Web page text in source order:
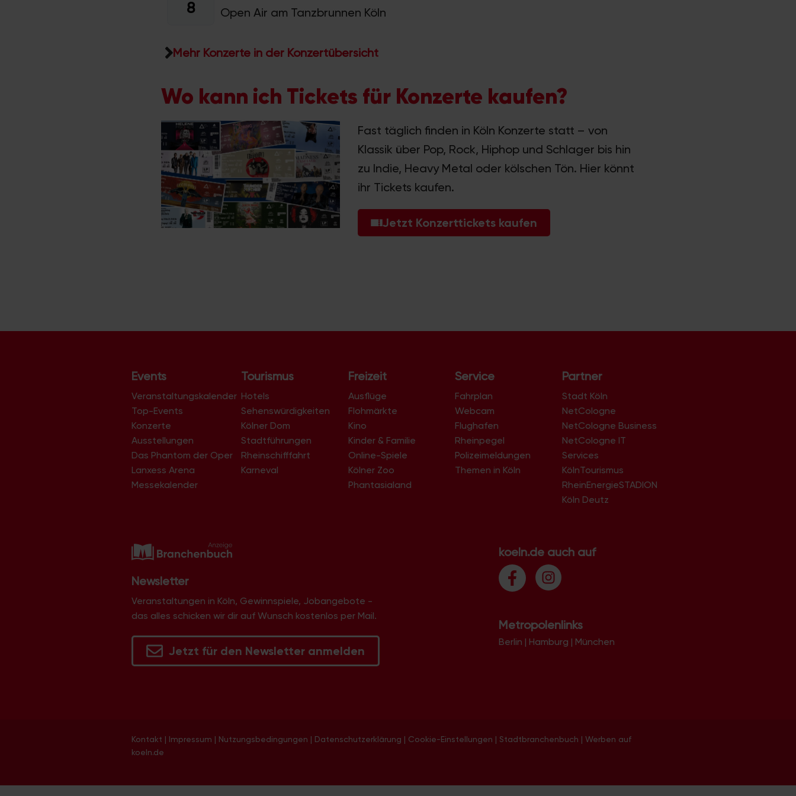
8
Open Air am Tanzbrunnen Köln
Mehr Konzerte in der Konzertübersicht
Wo kann ich Tickets für Konzerte kaufen?
Fast täglich finden in Köln Konzerte statt – von
Klassik über Pop, Rock, Hiphop und Schlager bis hin
zu Indie, Heavy Metal oder kölschen Tön. Hier könnt
ihr Tickets kaufen.
Jetzt Konzerttickets kaufen
Events
Veranstaltungskalender
Top-Events
Konzerte
Ausstellungen
Das Phantom der Oper
Lanxess Arena
Messekalender
Tourismus
Hotels
Sehenswürdigkeiten
Kölner Dom
Stadtführungen
Rheinschifffahrt
Karneval
Freizeit
Ausflüge
Flohmärkte
Kino
Kinder & Familie
Online-Spiele
Kölner Zoo
Phantasialand
Service
Fahrplan
Webcam
Flughafen
Rheinpegel
Polizeimeldungen
Themen in Köln
Partner
Stadt Köln
NetCologne
NetCologne Business
NetCologne IT
Services
KölnTourismus
RheinEnergieSTADION
Köln Deutz
Newsletter
Veranstaltungen in Köln, Gewinnspiele, Jobangebote -
das alles schicken wir dir auf Wunsch kostenlos per Mail.
Jetzt für den Newsletter anmelden
koeln.de auch auf
Metropolenlinks
Berlin | Hamburg | München
Kontakt | Impressum | Nutzungsbedingungen | Datenschutzerklärung | Cookie-Einstellungen | Stadtbranchenbuch | Werben auf
koeln.de